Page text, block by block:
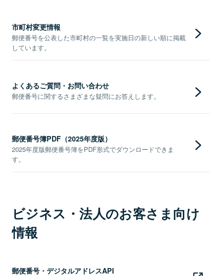
市町村変更情報
郵便番号を公表した市町村の一覧を実施日の新しい順に掲載
しています。
よくあるご質問・お問い合わせ
郵便番号に関するさまざまな疑問にお答えします。
郵便番号簿PDF（2025年度版）
2025年度版郵便番号簿をPDF形式でダウンロードできま
す。
ビジネス・法人のお客さま向け
情報
郵便番号・デジタルアドレスAPI